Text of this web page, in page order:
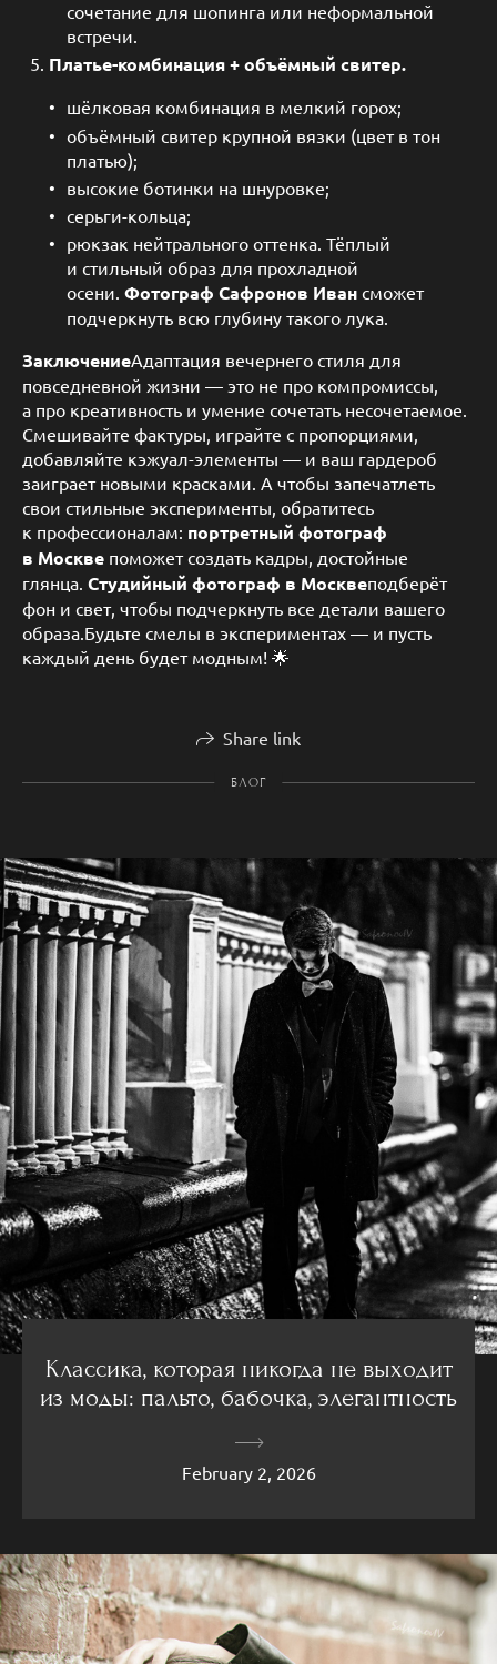
сочетание для шопинга или неформальной
встречи.
Платье-комбинация + объёмный свитер.
шёлковая комбинация в мелкий горох;
объёмный свитер крупной вязки (цвет в тон
платью);
высокие ботинки на шнуровке;
серьги-кольца;
рюкзак нейтрального оттенка. Тёплый
и стильный образ для прохладной
осени. Фотограф Сафронов Иван сможет
подчеркнуть всю глубину такого лука.
ЗаключениеАдаптация вечернего стиля для
повседневной жизни — это не про компромиссы,
а про креативность и умение сочетать несочетаемое.
Смешивайте фактуры, играйте с пропорциями,
добавляйте кэжуал-элементы — и ваш гардероб
заиграет новыми красками. А чтобы запечатлеть
свои стильные эксперименты, обратитесь
к профессионалам: портретный фотограф
в Москве поможет создать кадры, достойные
глянца. Студийный фотограф в Москвеподберёт
фон и свет, чтобы подчеркнуть все детали вашего
образа.Будьте смелы в экспериментах — и пусть
каждый день будет модным! 🌟
Share link
БЛОГ
Классика, которая никогда не выходит
из моды: пальто, бабочка, элегантность
February 2, 2026